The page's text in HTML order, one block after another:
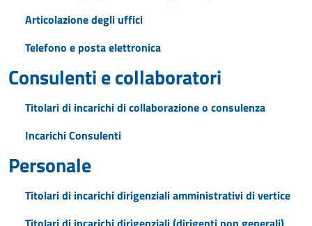
Articolazione degli uffici
Telefono e posta elettronica
Consulenti e collaboratori
Titolari di incarichi di collaborazione o consulenza
Incarichi Consulenti
Personale
Titolari di incarichi dirigenziali amministrativi di vertice